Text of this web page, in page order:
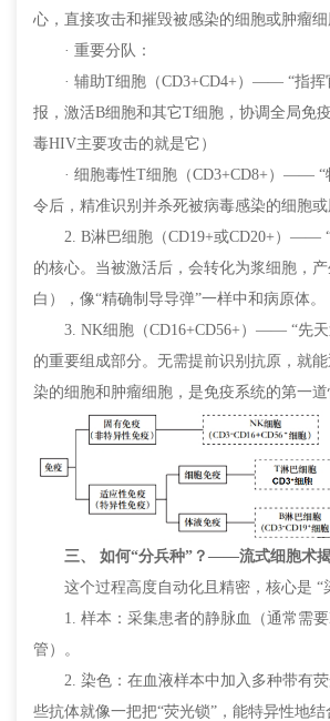
心，直接攻击和摧毁被感染的细胞或肿瘤细
· 重要分队：
· 辅助T细胞（CD3+CD4+）—— “指挥
报，激活B细胞和其它T细胞，协调全局免
毒HIV主要攻击的就是它）
· 细胞毒性T细胞（CD3+CD8+）—— “
令后，精准识别并杀死被病毒感染的细胞或
2. B淋巴细胞（CD19+或CD20+）—— “
的核心。当被激活后，会转化为浆细胞，
白），像“精确制导导弹”一样中和病原体。
3. NK细胞（CD16+CD56+）—— “先天
的重要组成部分。无需提前识别抗原，就
染的细胞和肿瘤细胞，是免疫系统的第一道
三、 如何“分兵种”？——流式细胞术
这个过程高度自动化且精密，核心是 “染
1. 样本：采集患者的静脉血（通常需要
管）。
2. 染色：在血液样本中加入多种带有荧
些抗体就像一把把“荧光锁”，能特异性地